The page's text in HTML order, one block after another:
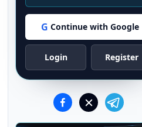
G Continue with Google
Login Register